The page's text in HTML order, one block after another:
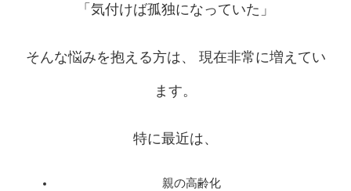
「気付けば孤独になっていた」
そんな悩みを抱える方は、 現在非常に増えてい
ます。
特に最近は、
親の高齢化